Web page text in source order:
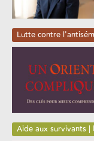
Lutte contre
Aide aux survivants |